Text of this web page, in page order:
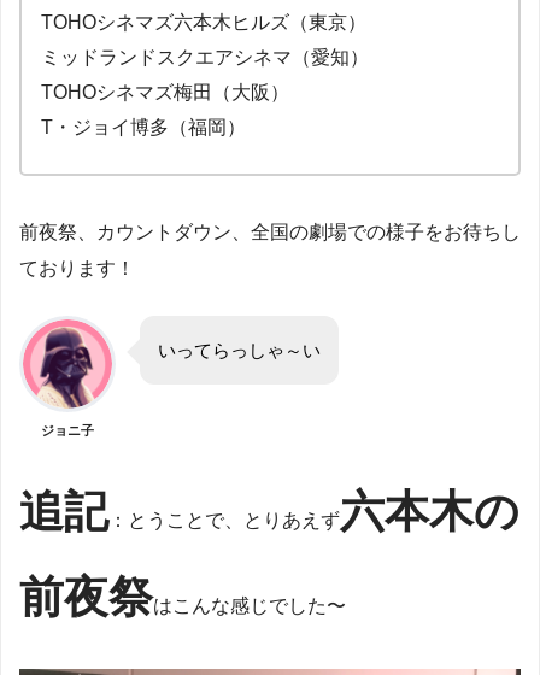
TOHOシネマズ六本木ヒルズ（東京）
ミッドランドスクエアシネマ（愛知）
TOHOシネマズ梅田（大阪）
T・ジョイ博多（福岡）
前夜祭、カウントダウン、全国の劇場での様子をお待ちし
ております！
ジョニ子
いってらっしゃ～い
追記：とうことで、とりあえず六本木の
前夜祭はこんな感じでした〜